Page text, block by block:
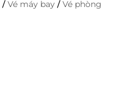
/Vé máy bay /Vé phòng